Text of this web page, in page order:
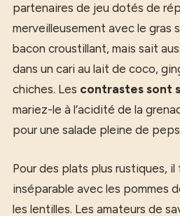
partenaires de jeu dotés de
merveilleusement avec le gras
bacon croustillant, mais sait
dans un cari au lait de coco,
chiches. Les contrastes sont
mariez-le à l’acidité de la
pour une salade pleine de
Pour des plats plus rustiques, il
inséparable avec les pommes
les lentilles. Les amateurs de